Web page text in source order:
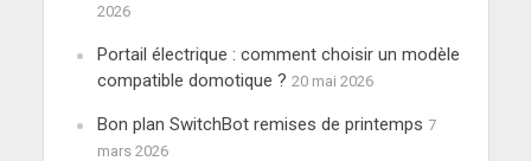
2026
Portail électrique : comment choisir un modèle
compatible domotique ? 20 mai 2026
Bon plan SwitchBot remises de printemps 7
mars 2026